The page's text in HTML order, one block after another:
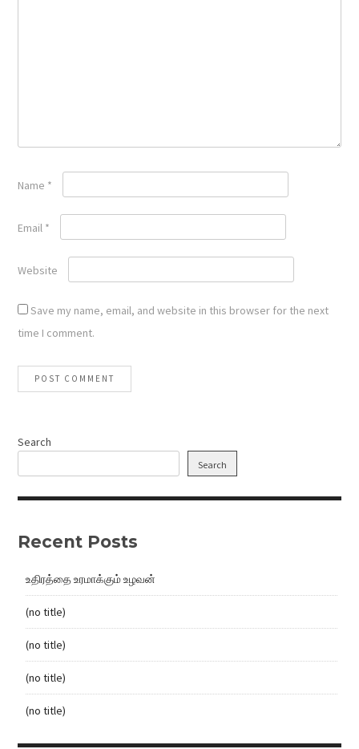
Name *
Email *
Website
Save my name, email, and website in this browser for the next
time I comment.
Search
Search
Recent Posts
உதிரத்தை உரமாக்கும் உழவன்
(no title)
(no title)
(no title)
(no title)